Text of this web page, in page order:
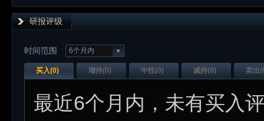
研报评级
6个月内
时间范围
买入(0) 增持(0) 中性(0) 减持(0) 卖出(
最近6个月内 ，未有买入